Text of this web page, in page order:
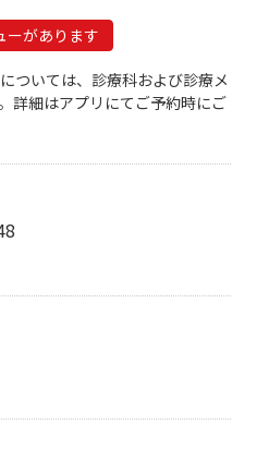
ーがあります
ついては、診療科および診療メ
詳細はアプリにてご予約時にご